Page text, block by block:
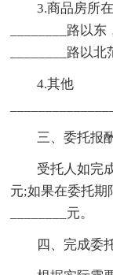
3.商品房所
________路以
________路以
4.其他
三、委托报
受托人如完
元;如果在委托期
________元。
四、完成委